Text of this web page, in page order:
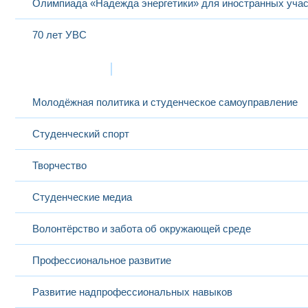
Олимпиада «Надежда энергетики» для иностранных
70 лет УВС
Молодёжная политика и студенческое самоуправление
Студенческий спорт
Творчество
Студенческие медиа
Волонтёрство и забота об окружающей среде
Профессиональное развитие
Развитие надпрофессиональных навыков